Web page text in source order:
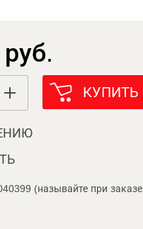
КУПИТЬ
(называйте при заказе